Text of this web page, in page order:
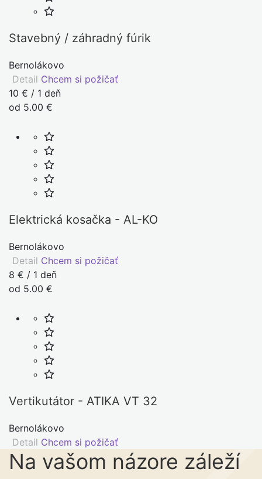
Stavebný / záhradný fúrik
Bernolákovo
Detail Chcem si požičať
10 € / 1 deň
od 5.00 €
Elektrická kosačka - AL-KO
Bernolákovo
Detail Chcem si požičať
8 € / 1 deň
od 5.00 €
Vertikutátor - ATIKA VT 32
Bernolákovo
Detail Chcem si požičať
Na vašom názore záleží